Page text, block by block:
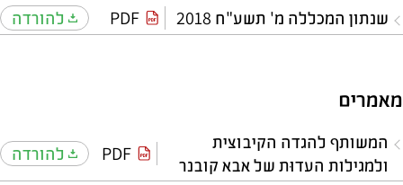
שנתון המכללה מ' תשע"ח 2018 PDF להורדה
מאמרים
המשותף להגדה הקיבוצית
ולמגילות העדוּת של אבא קובנר
PDF
להורדה